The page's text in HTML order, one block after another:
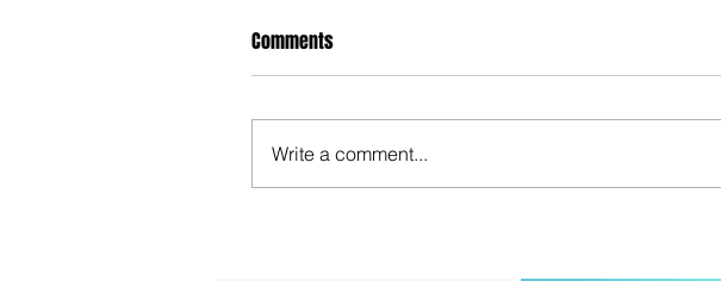
Comments
Write a comment...